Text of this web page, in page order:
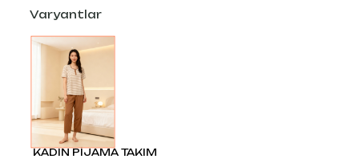
Varyantlar
KADIN PİJAMA TAKIM